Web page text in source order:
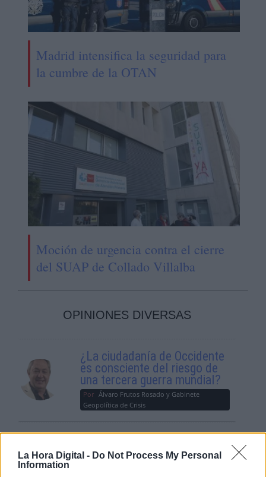
La Hora Digital - Do Not Process My Personal
Information
Madrid intensifica la seguridad para
la cumbre de la OTAN
Moción de urgencia contra el cierre
del SUAP de Collado Villalba
OPINIONES DIVERSAS
¿La ciudadanía de Occidente
es consciente del riesgo de
una tercera guerra mundial?
Por Álvaro Frutos Rosado y Gabinete
Geopolítica de Crisis
Por María Comesaña